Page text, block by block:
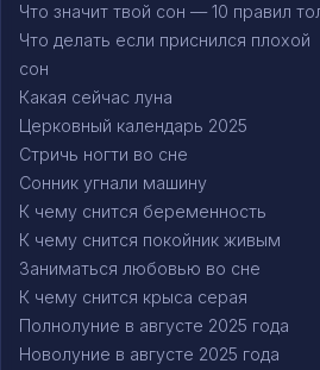
Что значит твой сон — 10 правил
Что делать если приснился плохой
сон
Какая сейчас луна
Церковный календарь 2025
Стричь ногти во сне
Сонник угнали машину
К чему снится беременность
К чему снится покойник живым
Заниматься любовью во сне
К чему снится крыса серая
Полнолуние в августе 2025 года
Новолуние в августе 2025 года